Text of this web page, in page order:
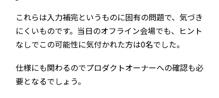
これらは入力補完というものに固有の問題で、気づき
にくいものです。当日のオフライン会場でも、ヒント
なしでこの可能性に気付かれた方は0名でした。
仕様にも関わるのでプロダクトオーナーへの確認も必
要となるでしょう。